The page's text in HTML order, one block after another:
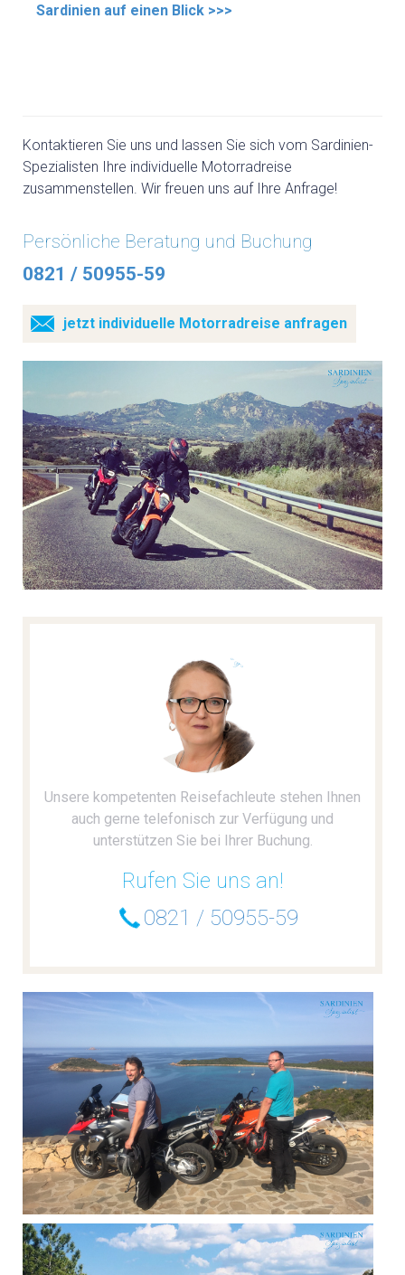
Sardinien auf einen Blick >>>
Kontaktieren Sie uns und lassen Sie sich vom Sardinien-
Spezialisten Ihre individuelle Motorradreise
zusammenstellen. Wir freuen uns auf Ihre Anfrage!
Persönliche Beratung und Buchung
0821 / 50955-59
jetzt individuelle Motorradreise anfragen
Unsere kompetenten Reisefachleute stehen Ihnen
auch gerne telefonisch zur Verfügung und
unterstützen Sie bei Ihrer Buchung.
Rufen Sie uns an!
0821 / 50955-59